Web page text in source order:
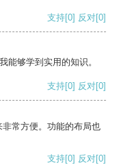
支持[0] 反对[0]
能够学到实用的知识。
支持[0] 反对[0]
常方便。功能的布局也
支持[0] 反对[0]